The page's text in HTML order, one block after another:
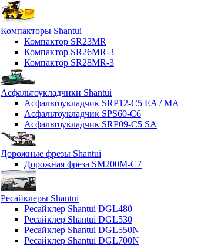
Компакторы Shantui
Компактор SR23MR
Компактор SR26MR-3
Компактор SR28MR-3
Асфальтоукладчики Shantui
Асфальтоукладчик SRP12-C5 EA / МА
Асфальтоукладчик SPS60-C6
Асфальтоукладчик SRP09-C5 SA
Дорожные фрезы Shantui
Дорожная фреза SM200M-C7
Ресайклеры Shantui
Ресайклер Shantui DGL480
Ресайклер Shantui DGL530
Ресайклер Shantui DGL550N
Ресайклер Shantui DGL700N